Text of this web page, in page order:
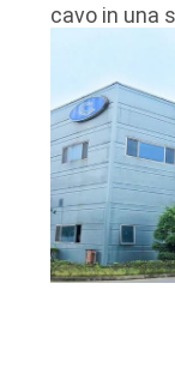
cavo in una